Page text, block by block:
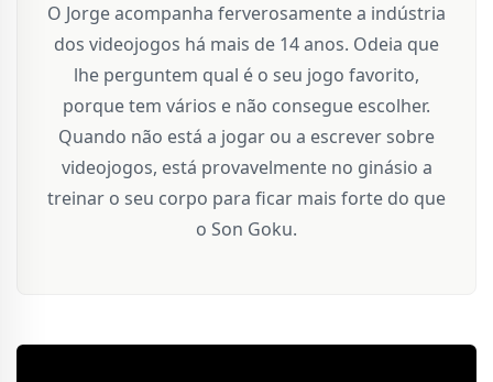
O Jorge acompanha ferverosamente a indústria
dos videojogos há mais de 14 anos. Odeia que
lhe perguntem qual é o seu jogo favorito,
porque tem vários e não consegue escolher.
Quando não está a jogar ou a escrever sobre
videojogos, está provavelmente no ginásio a
treinar o seu corpo para ficar mais forte do que
o Son Goku.